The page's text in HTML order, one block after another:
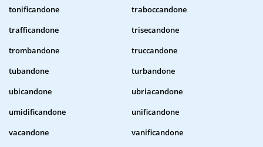
tonificandone
traboccandone
trafficandone
trisecandone
trombandone
truccandone
tubandone
turbandone
ubicandone
ubriacandone
umidificandone
unificandone
vacandone
vanificandone